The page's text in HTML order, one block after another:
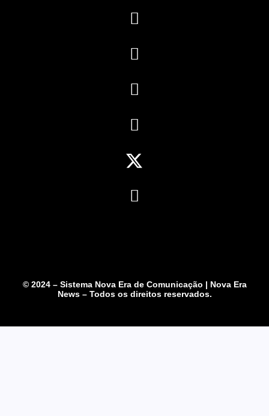
© 2024 – Sistema Nova Era de Comunicação | Nova Era
News – Todos os direitos reservados.